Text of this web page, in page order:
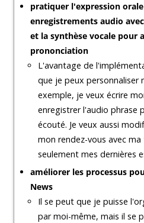
pratiquer l'expression
enregistrements audio
et la synthèse vocale pour
prononciation
L'avantage de
que je peux personnaliser
exemple, je veux écrire
enregistrer l'audio phrase
écouté. Je veux aussi
mon rendez-vous avec
seulement mes dernières
améliorer les processus
News
Il se peut que je puisse
par moi-même, mais il se